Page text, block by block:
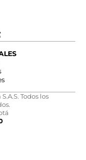
Todos los